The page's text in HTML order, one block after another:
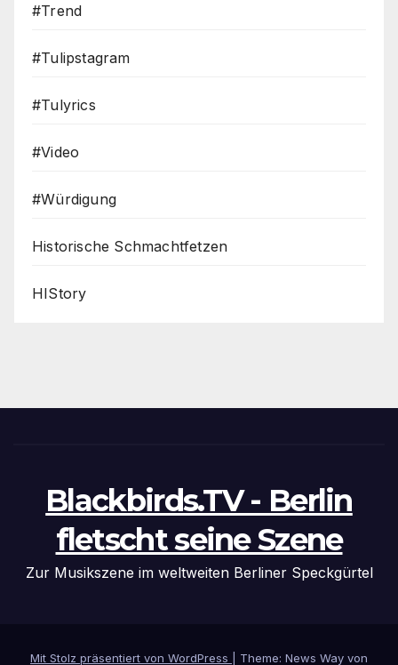
#Trend
#Tulipstagram
#Tulyrics
#Video
#Würdigung
Historische Schmachtfetzen
HIStory
Blackbirds.TV - Berlin
fletscht seine Szene
Zur Musikszene im weltweiten Berliner Speckgürtel
Mit Stolz präsentiert von WordPress Theme: News Way von